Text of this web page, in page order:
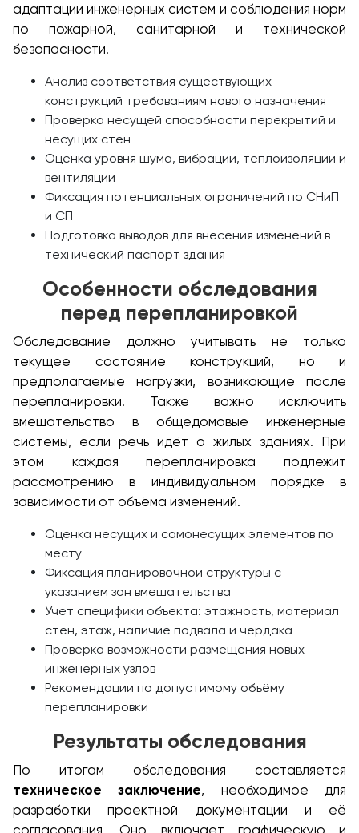
адаптации инженерных систем и соблюдения норм
по пожарной, санитарной и технической
безопасности.
Анализ соответствия существующих
конструкций требованиям нового назначения
Проверка несущей способности перекрытий и
несущих стен
Оценка уровня шума, вибрации, теплоизоляции и
вентиляции
Фиксация потенциальных ограничений по СНиП
и СП
Подготовка выводов для внесения изменений в
технический паспорт здания
Особенности обследования
перед перепланировкой
Обследование должно учитывать не только
текущее состояние конструкций, но и
предполагаемые нагрузки, возникающие после
перепланировки. Также важно исключить
вмешательство в общедомовые инженерные
системы, если речь идёт о жилых зданиях. При
этом каждая перепланировка подлежит
рассмотрению в индивидуальном порядке в
зависимости от объёма изменений.
Оценка несущих и самонесущих элементов по
месту
Фиксация планировочной структуры с
указанием зон вмешательства
Учет специфики объекта: этажность, материал
стен, этаж, наличие подвала и чердака
Проверка возможности размещения новых
инженерных узлов
Рекомендации по допустимому объёму
перепланировки
Результаты обследования
По итогам обследования составляется
техническое заключение, необходимое для
разработки проектной документации и её
согласования. Оно включает графическую и